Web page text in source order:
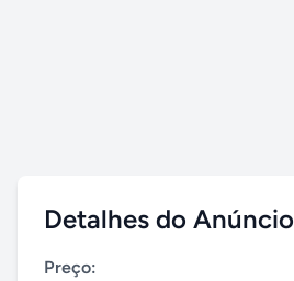
Detalhes do Anúncio
Preço: